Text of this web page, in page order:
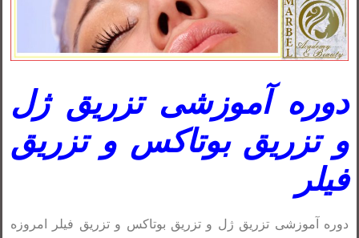
دوره آموزشی تزریق ژل
و تزریق بوتاکس و تزریق
فیلر
دوره آموزشی تزریق ژل و تزریق بوتاکس و تزریق فیلر امروزه